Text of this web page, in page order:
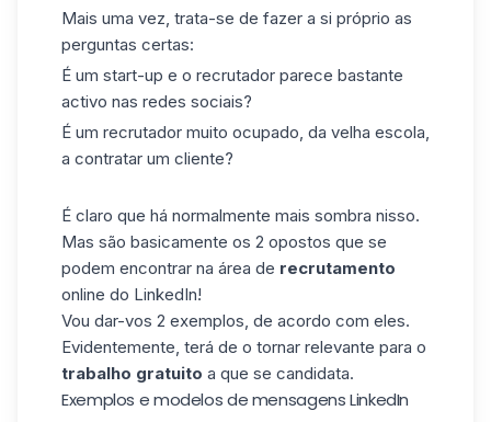
Mais uma vez, trata-se de fazer a si próprio as
perguntas certas:
É um start-up e o recrutador parece bastante
activo nas redes sociais?
É um recrutador muito ocupado, da velha escola,
a contratar um cliente?
É claro que há normalmente mais sombra nisso.
Mas são basicamente os 2 opostos que se
podem encontrar na área de recrutamento
online do LinkedIn!
Vou dar-vos 2 exemplos, de acordo com eles.
Evidentemente, terá de o tornar relevante para o
trabalho gratuito a que se candidata.
Exemplos e modelos de mensagens LinkedIn